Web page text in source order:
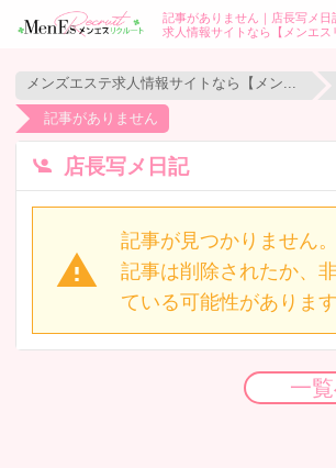
記事がありません｜店長写メ日
求人情報サイトなら【メンエス
記事がありません
店長写メ日記
記事が見つかりません。
記事は削除されたか、
ている可能性があります
一